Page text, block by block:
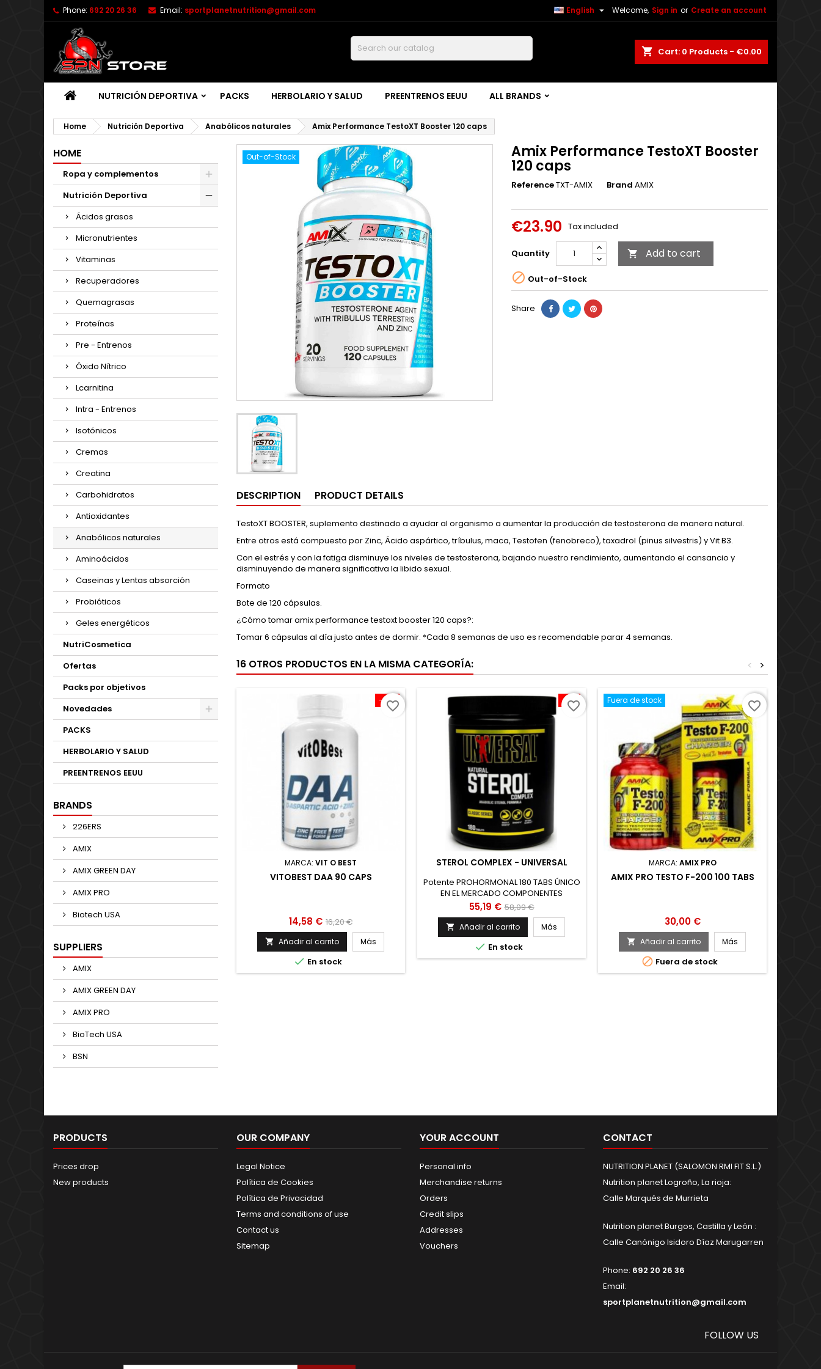
Phone: 692 20 26 36 Email: sportplanetnutrition@gmail.com Welcome, Sign in or Create an account
English 
shopping_cart Cart: 0 Products - €0.00
Buscar
NUTRICIÓN DEPORTIVA PACKS HERBOLARIO Y SALUD PREENTRENOS EEUU ALL BRANDS
Home Nutrición Deportiva Anabólicos naturales Amix Performance TestoXT Booster 120 caps
HOME
Ropa y complementos
Nutrición Deportiva
Ácidos grasos
Micronutrientes
Vitaminas
Recuperadores
Quemagrasas
Proteínas
Pre - Entrenos
Óxido Nítrico
Lcarnitina
Intra - Entrenos
Isotónicos
Cremas
Creatina
Carbohidratos
Antioxidantes
Anabólicos naturales
Aminoácidos
Caseinas y Lentas absorción
Probióticos
Geles energéticos
NutriCosmetica
Ofertas
Packs por objetivos
Novedades
PACKS
HERBOLARIO Y SALUD
PREENTRENOS EEUU
BRANDS
226ERS
AMIX
AMIX GREEN DAY
AMIX PRO
Biotech USA
SUPPLIERS
AMIX
AMIX GREEN DAY
AMIX PRO
BioTech USA
BSN
Out-of-Stock Amix Performance TestoXT Booster
120 caps
ReferenceTXT-AMIX Brand AMIX
€23.90 Tax included
Quantity  Add to cart
 Out-of-Stock
Share
DESCRIPTION PRODUCT DETAILS
TestoXT BOOSTER, suplemento destinado a ayudar al organismo a aumentar la producción de testosterona de manera natural.
Entre otros está compuesto por Zinc, Ácido aspártico, tríbulus, maca, Testofen (fenobreco), taxadrol (pinus silvestris) y Vit B3.
Con el estrés y con la fatiga disminuye los niveles de testosterona, bajando nuestro rendimiento, aumentando el cansancio y
disminuyendo de manera significativa la libido sexual.
Formato
Bote de 120 cápsulas.
¿Cómo tomar amix performance testoxt booster 120 caps?:
Tomar 6 cápsulas al día justo antes de dormir. *Cada 8 semanas de uso es recomendable parar 4 semanas.
16 OTROS PRODUCTOS EN LA MISMA CATEGORÍA: >
<
-10%
MARCA: VIT O BEST
VITOBEST DAA 90 CAPS
Precio
14,58 € Precio
base
16,20 €
 Añadir al carrito Más
 En stock
favorite_border -5%
STEROL COMPLEX - UNIVERSAL
Potente PROHORMONAL 180 TABS ÚNICO
EN EL MERCADO COMPONENTES
NATURALES BIOACTIVOS AUMENTAN LA
TESTOSTERONA NATURALMENTE
MEJORAN LA RECUPERACIÓN MUSCULAR
MEJORA LAS ERECCIONES Y LA LÍBIDO
Precio
55,19 € Precio
base
58,09 €
 Añadir al carrito Más
 En stock
favorite_border Fuera de stock
MARCA: AMIX PRO
AMIX PRO TESTO F-200 100 TABS
Precio
30,00 €
 Añadir al carrito Más
 Fuera de stock
favorite_border
PRODUCTS
Prices drop
New products
OUR COMPANY
Legal Notice
Política de Cookies
Política de Privacidad
Terms and conditions of use
Contact us
Sitemap
YOUR ACCOUNT
Personal info
Merchandise returns
Orders
Credit slips
Addresses
Vouchers
CONTACT
NUTRITION PLANET (SALOMON RMI FIT S.L.)
Nutrition planet Logroño, La rioja:
Calle Marqués de Murrieta
Nutrition planet Burgos, Castilla y León :
Calle Canónigo Isidoro Díaz Marugarren
Phone: 692 20 26 36
Email:
sportplanetnutrition@gmail.com
FOLLOW US